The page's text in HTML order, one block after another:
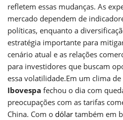
refletem essas mudanças. As
mercado dependem de
políticas, enquanto a
estratégia importante para
cenário atual e as relações
para investidores que buscam
essa volatilidade.Em um clima
Ibovespa fechou o dia com
preocupações com as tarifas
China. Com o dólar também em